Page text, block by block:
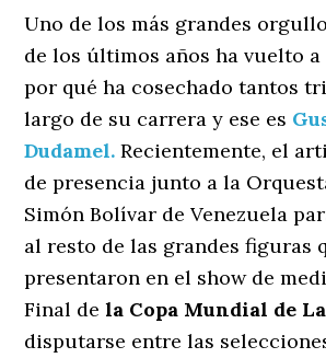
Uno de los más grandes
de los últimos años ha vuelto
por qué ha cosechado tantos
largo de su carrera y ese es
Dudamel. Recientemente, el
de presencia junto a la
Simón Bolívar de Venezuela
al resto de las grandes figuras
presentaron en el show de
Final dela Copa Mundial de
disputarse entre las